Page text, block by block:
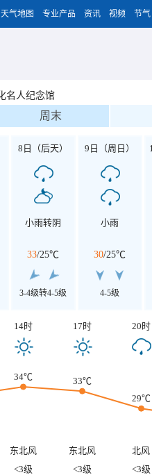
天气地图 专业产品 资讯 视频 节气
名人纪念馆
周末
8日（后天）
小雨转阴
33/25℃
3-4级转4-5级
9日（周日）
小雨
30/25℃
4-5级
14时 17时 20时
34℃
33℃
29℃
东北风 东北风
北风
<3级 <3级 <3级